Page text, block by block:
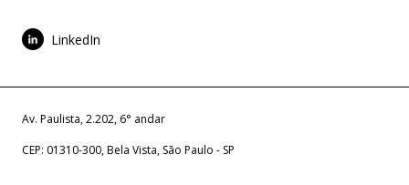
LinkedIn
Av. Paulista, 2.202, 6° andar
CEP: 01310-300, Bela Vista, São Paulo - SP